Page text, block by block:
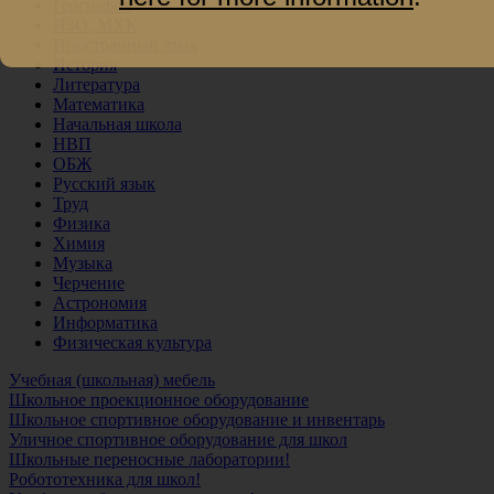
География
История
Литература
Математика
Начальная школа
НВП
ОБЖ
Русский язык
Труд
Физика
Химия
Музыка
Черчение
Астрономия
Информатика
Физическая культура
Учебная (школьная) мебель
Школьное проекционное оборудование
Школьное спортивное оборудование и инвентарь
Уличное спортивное оборудование для школ
Школьные переносные лаборатории!
Робототехника для школ!